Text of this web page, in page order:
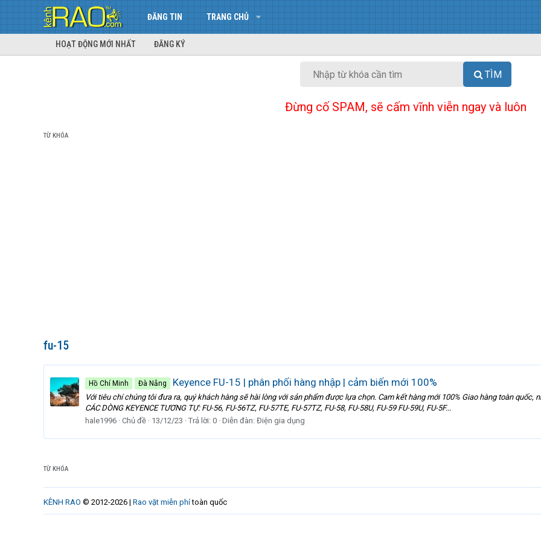
ĐĂNG TIN TRANG CHỦ
HOẠT ĐỘNG MỚI NHẤT ĐĂNG KÝ
TÌM
Đừng cố SPAM, sẽ cấm vĩnh viễn ngay và luôn
TỪ KHÓA
fu-15
Hồ Chí Minh Đà Nẵng Keyence FU-15 | phân phối hàng nhập | cảm biến mới 100%
Với tiêu chí chúng tôi đưa ra, quý khách hàng sẽ hài lòng với sản phẩm được lựa chọn. Cam kết hàng mới 100% Giao hàng toàn quốc,
CÁC DÒNG KEYENCE TƯƠNG TỰ: FU-56, FU-56TZ, FU-57TE, FU-57TZ, FU-58, FU-58U, FU-59 FU-59U, FU-5F...
hale1996 Chủ đề 13/12/23 Trả lời: 0 Diễn đàn: Điện gia dụng
TỪ KHÓA
KÊNH RAO © 2012-2026 | Rao vặt miễn phítoàn quốc